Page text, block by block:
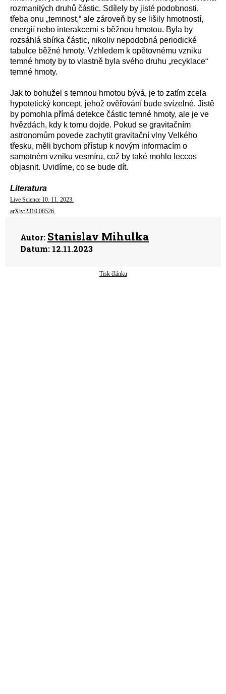
rozmanitých druhů částic. Sdílely by jisté podobnosti,
třeba onu „temnost,“ ale zároveň by se lišily hmotností,
energií nebo interakcemi s běžnou hmotou. Byla by
rozsáhlá sbírka částic, nikoliv nepodobná periodické
tabulce běžné hmoty. Vzhledem k opětovnému vzniku
temné hmoty by to vlastně byla svého druhu „recyklace“
temné hmoty.
Jak to bohužel s temnou hmotou bývá, je to zatím zcela
hypotetický koncept, jehož ověřování bude svízelné. Jistě
by pomohla přímá detekce částic temné hmoty, ale je ve
hvězdách, kdy k tomu dojde. Pokud se gravitačním
astronomům povede zachytit gravitační vlny Velkého
třesku, měli bychom přístup k novým informacím o
samotném vzniku vesmíru, což by také mohlo leccos
objasnit. Uvidíme, co se bude dít.
Literatura
Live Science 10. 11. 2023.
arXiv:2310.08526.
Autor: Stanislav Mihulka
Datum: 12.11.2023
Tisk článku